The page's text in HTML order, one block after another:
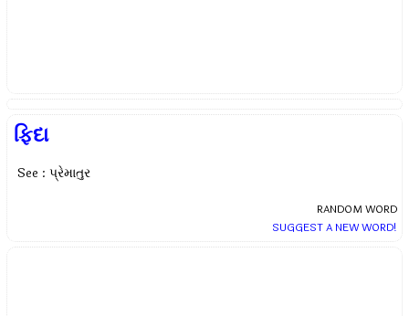
ફિદા
See : પ્રેમાતુર
RANDOM WORD
SUGGEST A NEW WORD!